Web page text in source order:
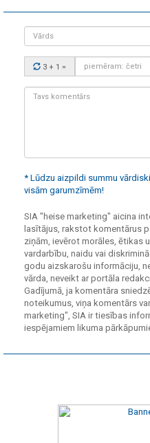
Vārds
Drošības
kods:
3 + 1 =
Tavs
* Lūdzu aizpildi summu
visām garumzīmēm!
SIA "heise marketing" aicina
lasītājus, rakstot komentārus
ziņām, ievērot morāles, ētikas
vardarbību, naidu vai
godu aizskarošu informāciju,
vārda, neveikt ar portāla
Gadījumā, ja komentāra
noteikumus, viņa komentārs
marketing", SIA ir tiesības
iespējamiem likuma